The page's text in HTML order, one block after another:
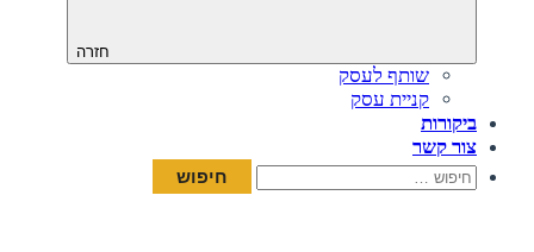
חזרה
שותף לעסק
קניית עסק
ביקורות
צור קשר
חיפוש: